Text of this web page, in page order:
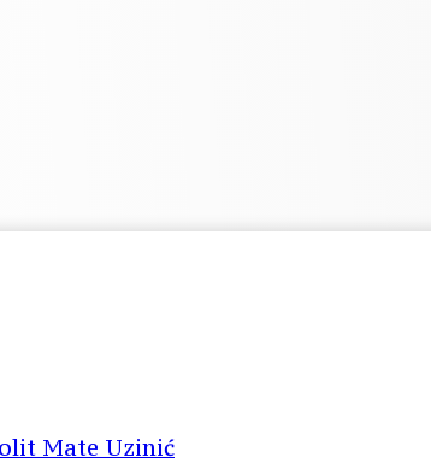
Mate Uzinić